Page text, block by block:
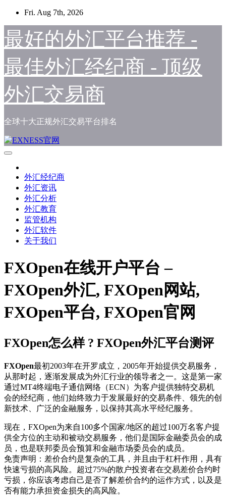
Skip
content
Fri. Aug 7th, 2026
最好的外汇平台推荐 -
最佳外汇经纪商 - 顶级
外汇交易商
全球十大正规外汇交易平台排名
外汇经纪商
外汇资讯
外汇分析
外汇教育
监管机构
外汇软件
关于我们
FXOpen在线开户平台 –
FXOpen外汇, FXOpen网站,
FXOpen平台, FXOpen官网
FXOpen怎么样 ? FXOpen外汇平台测评
FXOpen最初2003年在开罗成立，2005年开始提供交易服务，
从那时起，逐渐发展成为外汇行业的领导者之一。这是第一家
通过MT4终端电子通信网络（ECN）为客户提供独特交易机
会的经纪商，他们始终致力于发展最好的交易条件、领先的创
新技术、广泛的金融服务，以保持其高水平经纪服务。
现在，FXOpen为来自100多个国家/地区的超过100万名客户提
供全方位的主动和被动交易服务，他们是国际金融委员会的成
员，也是联邦委员会预算和金融市场委员会的成员。
免责声明：差价合约是复杂的工具，并且由于杠杆作用，具有
快速亏损的高风险。超过75%的散户投资者在交易差价合约时
亏损，你应该考虑自己是否了解差价合约的运作方式，以及是
否有能力承担资金损失的高风险。